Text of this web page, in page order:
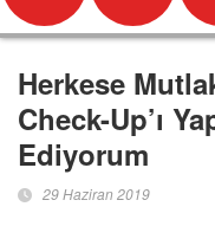
Herkese
Check-Up’ı
Ediyorum
29 Haziran 2019